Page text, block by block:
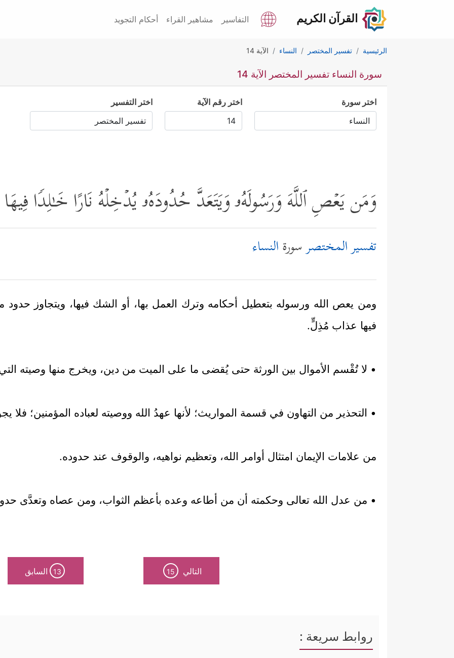
القرآن الكريم التفاسير مشاهير القراء أحكام التجويد
الرئيسية تفسير المختصر النساء الآية 14
سورة النساء تفسير المختصر الآية 14
اختر سورة اختر رقم الآية اختر التفسير
وَمَن یَعۡصِ ٱللَّهَ وَرَسُولَهُۥ وَیَتَعَدَّ حُدُودَهُۥ یُدۡخِلۡهُ نَارًا خَـٰلِدࣰا
تفسير المختصرسورةالنساء
ومن يعص الله ورسوله بتعطيل أحكامه وترك العمل بها، أو الشك فيها، ويتجاوز حدود
فيها عذاب مُذِلٍّ.
• لا تُقْسم الأموال بين الورثة حتى يُقضى ما على الميت من دين، ويخرج منها وصيته التي
• التحذير من التهاون في قسمة المواريث؛ لأنها عهدُ الله ووصيته لعباده المؤمنين؛ فلا
من علامات الإيمان امتثال أوامر الله، وتعظيم نواهيه، والوقوف عند حدوده.
• من عدل الله تعالى وحكمته أن من أطاعه وعده بأعظم الثواب، ومن عصاه وتعدَّى
التالي 15
13 السابق
روابط سريعة :